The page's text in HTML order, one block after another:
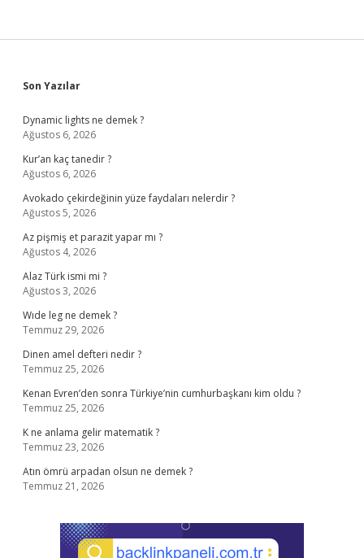
Sidebar
Son Yazılar
Dynamic lights ne demek ?
Ağustos 6, 2026
Kur’an kaç tanedir ?
Ağustos 6, 2026
Avokado çekirdeğinin yüze faydaları nelerdir ?
Ağustos 5, 2026
Az pişmiş et parazit yapar mı ?
Ağustos 4, 2026
Alaz Türk ismi mi ?
Ağustos 3, 2026
Wıde leg ne demek ?
Temmuz 29, 2026
Dinen amel defteri nedir ?
Temmuz 25, 2026
Kenan Evren’den sonra Türkiye’nin cumhurbaşkanı kim oldu ?
Temmuz 25, 2026
K ne anlama gelir matematik ?
Temmuz 23, 2026
Atın ömrü arpadan olsun ne demek ?
Temmuz 21, 2026